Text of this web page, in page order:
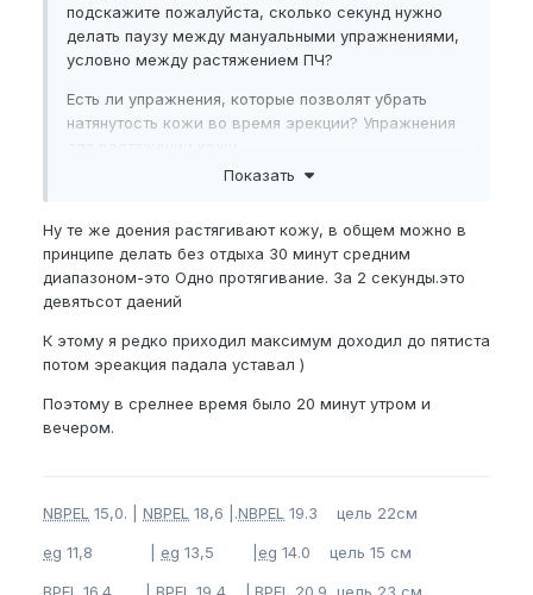
подскажите пожалуйста, сколько секунд нужно
делать паузу между мануальными упражнениями,
условно между растяжением ПЧ?
Есть ли упражнения, которые позволят убрать
натянутость кожи во время эрекции? Упражнения
Показать
Ну те же доения растягивают кожу, в общем можно в
принципе делать без отдыха 30 минут средним
диапазоном-это Одно протягивание. За 2 секунды.это
девятьсот даений
К этому я редко приходил максимум доходил до пятиста
потом эреакция падала уставал )
Поэтому в срелнее время было 20 минут утром и
вечером.
NBPEL 15,0. | NBPEL 18,6 |.NBPEL 19.3 цель 22см
eg 11,8 | eg 13,5 | eg 14.0 цель 15 см
BPEL 16.4 | BPEL 19,4 |.BPEL 20.9 цель 23 см